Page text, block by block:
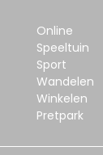
Online
Speeltuin
Sport
Wandelen
Winkelen
Pretpark